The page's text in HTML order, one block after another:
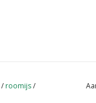
/ roomijs/